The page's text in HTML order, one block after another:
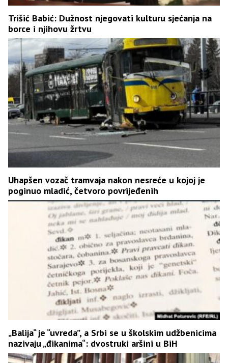
Trišić Babić: Dužnost njegovati kulturu sjećanja na
borce i njihovu žrtvu
Uhapšen vozač tramvaja nakon nesreće u kojoj je
poginuo mladić, četvoro povrijeđenih
„Balija“ je “uvreda”, a Srbi se u školskim udžbenicima
nazivaju „đikanima“: dvostruki aršini u BiH